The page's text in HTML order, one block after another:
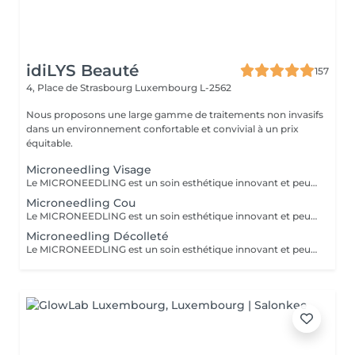
idiLYS Beauté
157
4, Place de Strasbourg Luxembourg L-2562
Nous proposons une large gamme de traitements non invasifs
dans un environnement confortable et convivial à un prix
équitable.
Microneedling Visage
Le MICRONEEDLING est un soin esthétique innovant et peu invasif qui stimule naturellement la régénération de la peau. Grâce à des fines micro-perforation, il relance la production de collagène et d'élastine. La peau est ainsi raffermie, les cicatrices d'acnés et les rides sont atténuées, les pores resserrés et le teint visiblement plus lumineux. Pour des résultats optimaux et durables, un traitement de 5 séances, espacées de 3-6 semaines, est recommandé.
Microneedling Cou
Le MICRONEEDLING est un soin esthétique innovant et peu invasif qui stimule naturellement la régénération de la peau. Grâce à des fines micro-perforation, il relance la production de collagène et d'élastine. La peau est ainsi raffermie, les cicatrices d'acnés et les rides sont atténuées, les pores resserrés et le teint visiblement plus lumineux. Pour des résultats optimaux et durables, un traitement de 5 séances, espacées de 3-6 semaines, est recommandé.
Microneedling Décolleté
Le MICRONEEDLING est un soin esthétique innovant et peu invasif qui stimule naturellement la régénération de la peau. Grâce à des fines micro-perforation, il relance la production de collagène et d'élastine. La peau est ainsi raffermie, les cicatrices d'acnés et les rides sont atténuées, les pores resserrés et le teint visiblement plus lumineux. Pour des résultats optimaux et durables, un traitement de 5 séances, espacées de 3-6 semaines, est recommandé.